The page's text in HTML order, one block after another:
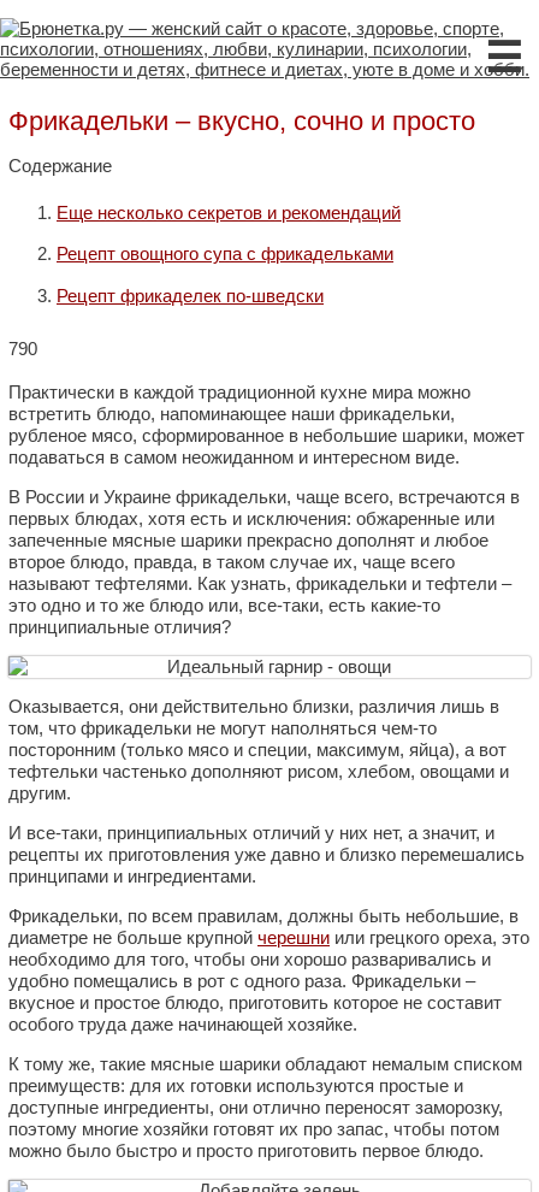
☰
Фрикадельки – вкусно, сочно и просто
Содержание
Еще несколько секретов и рекомендаций
Рецепт овощного супа с фрикадельками
Рецепт фрикаделек по-шведски
790
Практически в каждой традиционной кухне мира можно
встретить блюдо, напоминающее наши фрикадельки,
рубленое мясо, сформированное в небольшие шарики, может
подаваться в самом неожиданном и интересном виде.
В России и Украине фрикадельки, чаще всего, встречаются в
первых блюдах, хотя есть и исключения: обжаренные или
запеченные мясные шарики прекрасно дополнят и любое
второе блюдо, правда, в таком случае их, чаще всего
называют тефтелями. Как узнать, фрикадельки и тефтели –
это одно и то же блюдо или, все-таки, есть какие-то
принципиальные отличия?
Оказывается, они действительно близки, различия лишь в
том, что фрикадельки не могут наполняться чем-то
посторонним (только мясо и специи, максимум, яйца), а вот
тефтельки частенько дополняют рисом, хлебом, овощами и
другим.
И все-таки, принципиальных отличий у них нет, а значит, и
рецепты их приготовления уже давно и близко перемешались
принципами и ингредиентами.
Фрикадельки, по всем правилам, должны быть небольшие, в
диаметре не больше крупной черешни или грецкого ореха, это
необходимо для того, чтобы они хорошо разваривались и
удобно помещались в рот с одного раза. Фрикадельки –
вкусное и простое блюдо, приготовить которое не составит
особого труда даже начинающей хозяйке.
К тому же, такие мясные шарики обладают немалым списком
преимуществ: для их готовки используются простые и
доступные ингредиенты, они отлично переносят заморозку,
поэтому многие хозяйки готовят их про запас, чтобы потом
можно было быстро и просто приготовить первое блюдо.